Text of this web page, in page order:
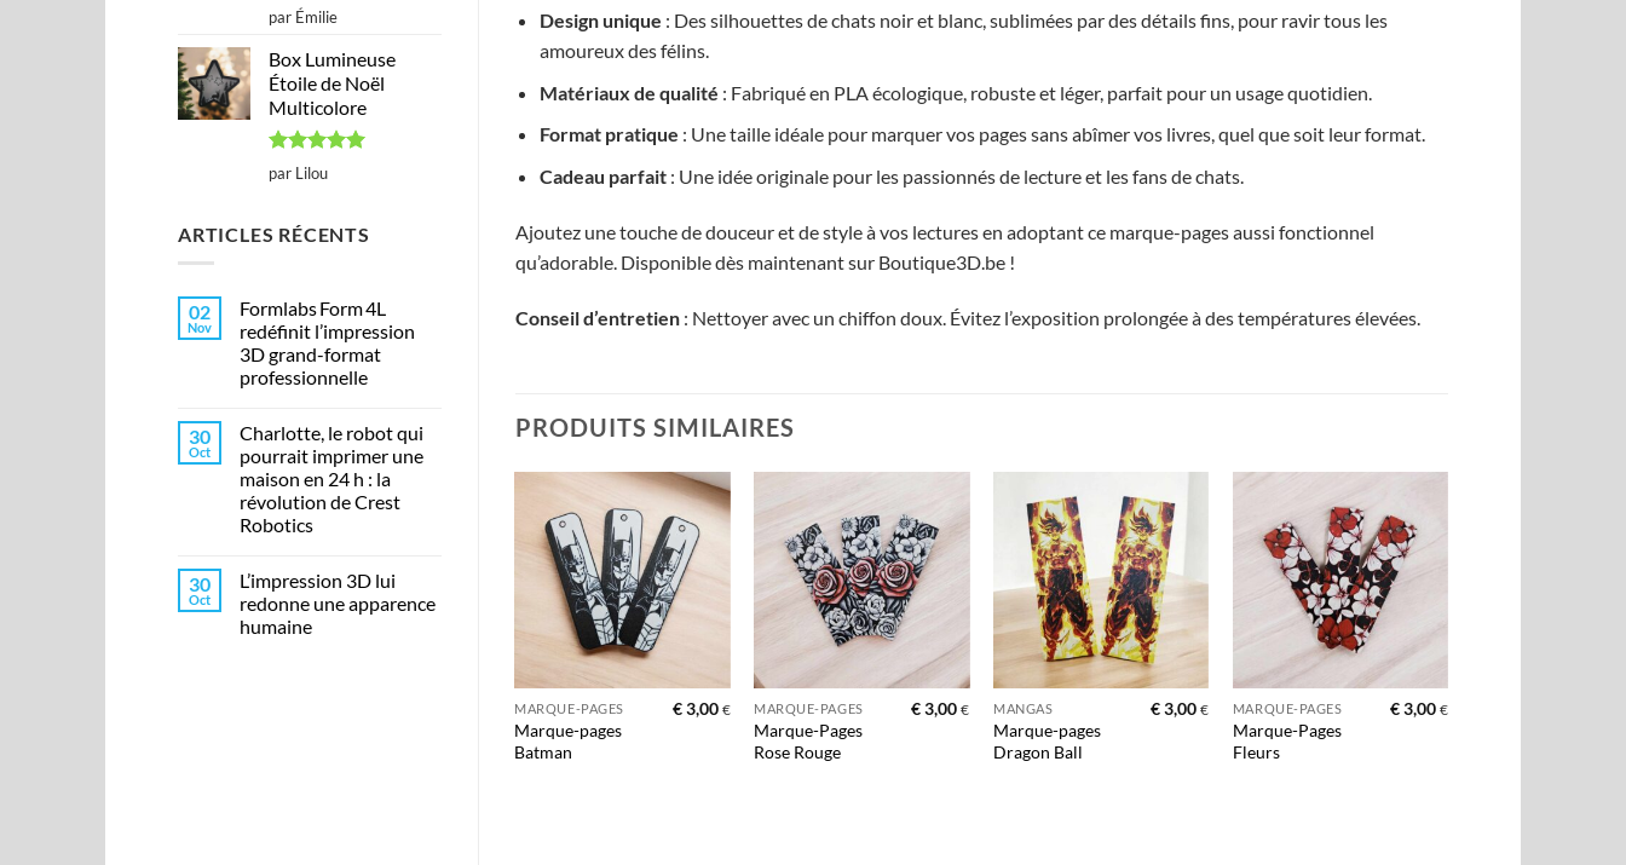
Note5sur
5
par Émilie
Box Lumineuse
Étoile de Noël
Multicolore
Note5sur
5
par Lilou
ARTICLES RÉCENTS
02
Nov
Formlabs Form 4L
redéfinit l’impression
3D grand-format
professionnelle
30
Oct
Charlotte, le robot qui
pourrait imprimer une
maison en 24 h : la
révolution de Crest
Robotics
30
Oct
L’impression 3D lui
redonne une apparence
humaine
Design unique : Des silhouettes de chats noir et blanc, sublimées par des détails fins, pour ravir tous les
amoureux des félins.
Matériaux de qualité : Fabriqué en PLA écologique, robuste et léger, parfait pour un usage quotidien.
Format pratique : Une taille idéale pour marquer vos pages sans abîmer vos livres, quel que soit leur format.
Cadeau parfait : Une idée originale pour les passionnés de lecture et les fans de chats.
Ajoutez une touche de douceur et de style à vos lectures en adoptant ce marque-pages aussi fonctionnel
qu’adorable. Disponible dès maintenant sur Boutique3D.be !
Conseil d’entretien: Nettoyer avec un chiffon doux. Évitez l’exposition prolongée à des températures élevées.
PRODUITS SIMILAIRES
Ajouter
à la liste
d’envies
MARQUE-PAGES
Marque-pages
Batman
€3,00 €
Ajouter
à la liste
d’envies
MARQUE-PAGES
Marque-Pages
Rose Rouge
€3,00 €
Ajouter
à la liste
d’envies
+
MANGAS
Marque-pages
Dragon Ball
€3,00 €
Ajouter
à la liste
d’envies
MARQUE-PAGES
Marque-Pages
Fleurs
€3,00 €
d’envies